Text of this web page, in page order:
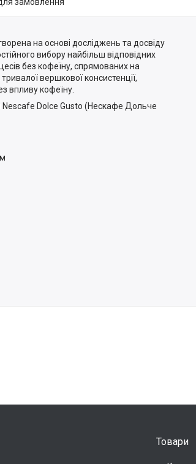
на основі досліджень та досвіду
вибору найбільш відповідних
без кофеїну, спрямованих на
вершкової консистенції,
впливу кофеїну.
Nescafe Dolce Gusto (Нескафе Дольче
Товари